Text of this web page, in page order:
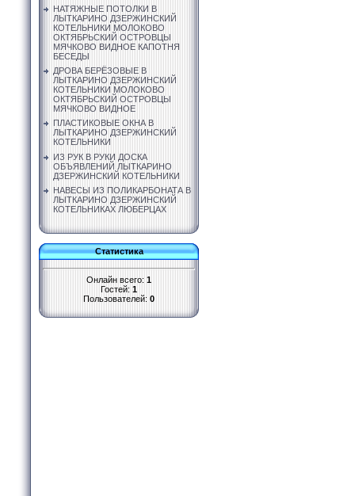
НАТЯЖНЫЕ ПОТОЛКИ В
ЛЫТКАРИНО ДЗЕРЖИНСКИЙ
КОТЕЛЬНИКИ МОЛОКОВО
ОКТЯБРЬСКИЙ ОСТРОВЦЫ
МЯЧКОВО ВИДНОЕ КАПОТНЯ
БЕСЕДЫ
ДРОВА БЕРЁЗОВЫЕ В
ЛЫТКАРИНО ДЗЕРЖИНСКИЙ
КОТЕЛЬНИКИ МОЛОКОВО
ОКТЯБРЬСКИЙ ОСТРОВЦЫ
МЯЧКОВО ВИДНОЕ
ПЛАСТИКОВЫЕ ОКНА В
ЛЫТКАРИНО ДЗЕРЖИНСКИЙ
КОТЕЛЬНИКИ
ИЗ РУК В РУКИ ДОСКА
ОБЪЯВЛЕНИЙ ЛЫТКАРИНО
ДЗЕРЖИНСКИЙ КОТЕЛЬНИКИ
НАВЕСЫ ИЗ ПОЛИКАРБОНАТА В
ЛЫТКАРИНО ДЗЕРЖИНСКИЙ
КОТЕЛЬНИКАХ ЛЮБЕРЦАХ
Статистика
Онлайн всего: 1
Гостей: 1
Пользователей: 0